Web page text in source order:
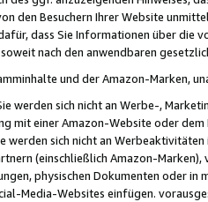
den Besuchern Ihrer Website
dass Sie Informationen über die
nach den anwendbaren
und der Amazon-Marken,
werden sich nicht an Werbe-,
mit einer Amazon-Website oder
werden sich nicht an
(einschließlich Amazon-
physischen Dokumenten oder in
Media-Websites einfügen.